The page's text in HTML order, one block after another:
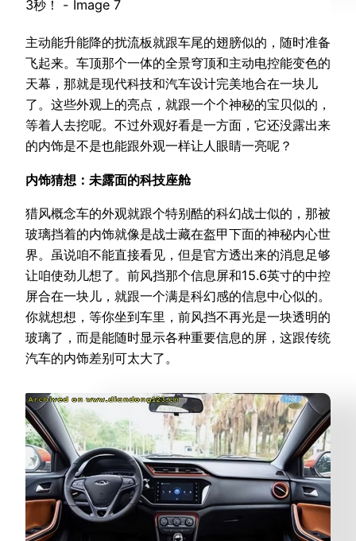
主动能升能降的扰流板就跟车尾的翅膀似的，随时准备
飞起来。车顶那个一体的全景穹顶和主动电控能变色的
天幕，那就是现代科技和汽车设计完美地合在一块儿
了。这些外观上的亮点，就跟一个个神秘的宝贝似的，
等着人去挖呢。不过外观好看是一方面，它还没露出来
的内饰是不是也能跟外观一样让人眼睛一亮呢？
内饰猜想：未露面的科技座舱
猎风概念车的外观就跟个特别酷的科幻战士似的，那被
玻璃挡着的内饰就像是战士藏在盔甲下面的神秘内心世
界。虽说咱不能直接看见，但是官方透出来的消息足够
让咱使劲儿想了。前风挡那个信息屏和15.6英寸的中控
屏合在一块儿，就跟一个满是科幻感的信息中心似的。
你就想想，等你坐到车里，前风挡不再光是一块透明的
玻璃了，而是能随时显示各种重要信息的屏，这跟传统
汽车的内饰差别可太大了。